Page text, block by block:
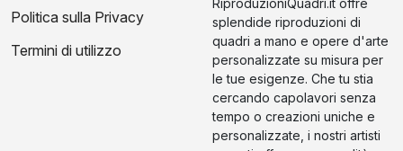
Politica sulla Privacy
Termini di utilizzo
RiproduzioniQuadri.it offre
splendide riproduzioni di
quadri a mano e opere d'arte
personalizzate su misura per
le tue esigenze. Che tu stia
cercando capolavori senza
tempo o creazioni uniche e
personalizzate, i nostri artisti